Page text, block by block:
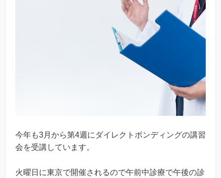
今年も3月から第4週にダイレクトボンディングの講習
会を受講しています。
火曜日に東京で開催されるので午前中診療で午後の診